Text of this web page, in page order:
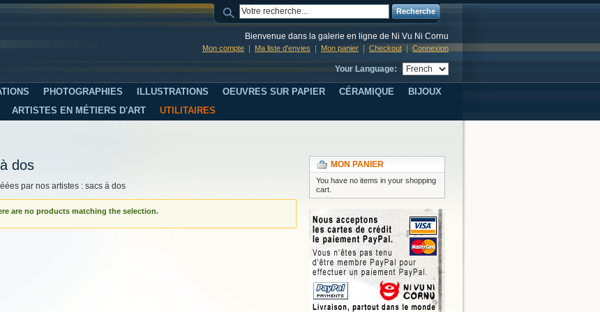
Recherche
Bienvenue dans la galerie en ligne de Ni Vu Ni Cornu
Mon compte Ma liste d'envies Mon panier Checkout Connexion
Your Language:
PHOTOGRAPHIES ILLUSTRATIONS OEUVRES SUR PAPIER CÉRAMIQUE
BIJOUX
ARTISTES EN MÉTIERS D'ART UTILITAIRES
dos
par nos artistes : sacs à dos
are no products matching the selection.
MON PANIER
You have no items in your shopping
cart.